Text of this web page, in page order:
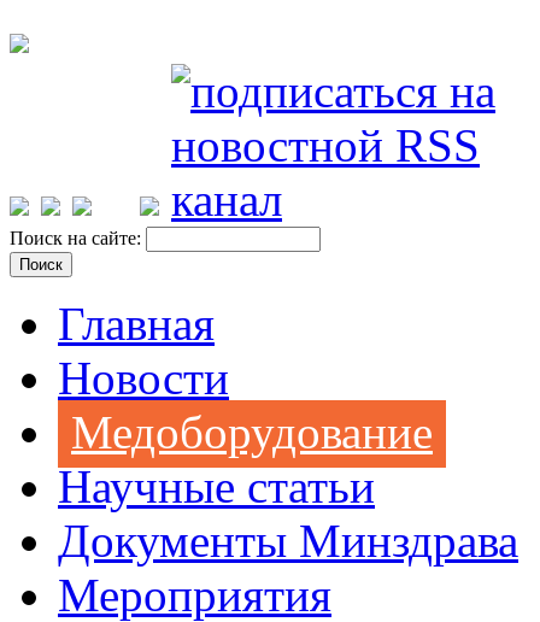
Поиск на сайте:
Главная
Новости
Медоборудование
Научные статьи
Документы Минздрава
Мероприятия